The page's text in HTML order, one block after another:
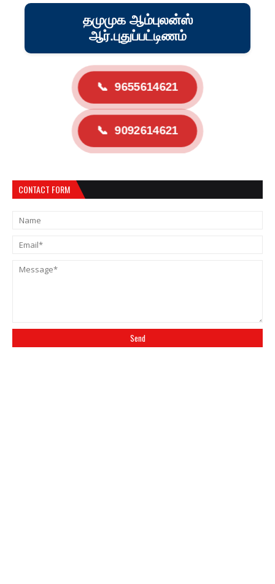
தமுமுக ஆம்புலன்ஸ்
ஆர்.புதுப்பட்டிணம்
📞 9655614621
📞 9092614621
CONTACT FORM